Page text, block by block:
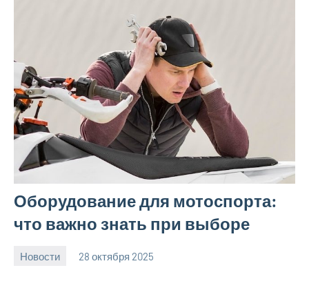
Оборудование для мотоспорта:
что важно знать при выборе
Новости 28 октября 2025